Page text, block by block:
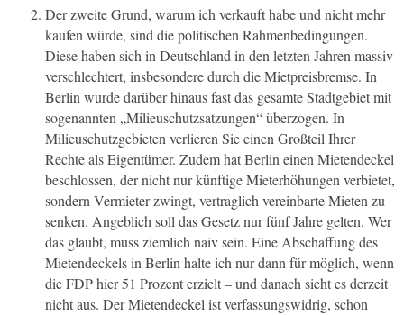
Der zweite Grund, warum ich verkauft habe und nicht mehr
kaufen würde, sind die politischen Rahmenbedingungen.
Diese haben sich in Deutschland in den letzten Jahren massiv
verschlechtert, insbesondere durch die Mietpreisbremse. In
Berlin wurde darüber hinaus fast das gesamte Stadtgebiet mit
sogenannten „Milieuschutzsatzungen“ überzogen. In
Milieuschutzgebieten verlieren Sie einen Großteil Ihrer
Rechte als Eigentümer. Zudem hat Berlin einen Mietendeckel
beschlossen, der nicht nur künftige Mieterhöhungen verbietet,
sondern Vermieter zwingt, vertraglich vereinbarte Mieten zu
senken. Angeblich soll das Gesetz nur fünf Jahre gelten. Wer
das glaubt, muss ziemlich naiv sein. Eine Abschaffung des
Mietendeckels in Berlin halte ich nur dann für möglich, wenn
die FDP hier 51 Prozent erzielt – und danach sieht es derzeit
nicht aus. Der Mietendeckel ist verfassungswidrig, schon